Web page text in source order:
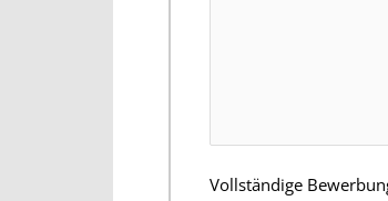
Vollständige